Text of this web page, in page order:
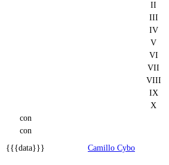
II
III
IV
V
VI
VII
VIII
IX
X
con
con
{{{data}}} Camillo Cybo